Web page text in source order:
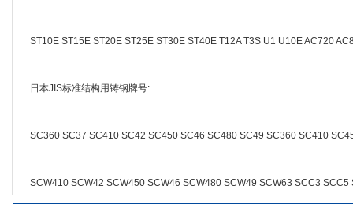
ST10E ST15E ST20E ST25E ST30E ST40E T12A T3S U1 U10E AC720
日本JIS标准结构用铸钢牌号:
SC360 SC37 SC410 SC42 SC450 SC46 SC480 SC49 SC360 SC410
SCW410 SCW42 SCW450 SCW46 SCW480 SCW49 SCW63 SCC3